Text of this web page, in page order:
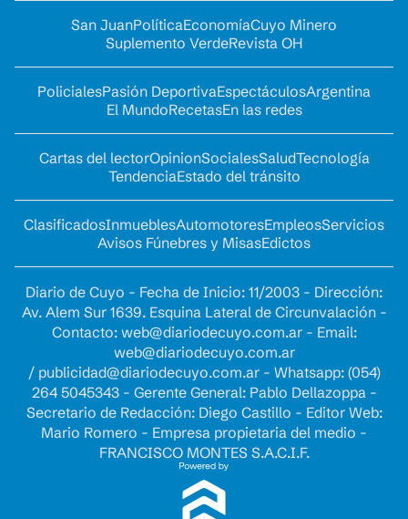
San JuanPolíticaEconomíaCuyo Minero
Suplemento VerdeRevista OH
PolicialesPasión DeportivaEspectáculosArgentina
El MundoRecetasEn las redes
Cartas del lectorOpinionSocialesSaludTecnología
TendenciaEstado del tránsito
ClasificadosInmueblesAutomotoresEmpleosServicios
Avisos Fúnebres y MisasEdictos
Diario de Cuyo - Fecha de Inicio: 11/2003 - Dirección:
Av. Alem Sur 1639. Esquina Lateral de Circunvalación -
Contacto: web@diariodecuyo.com.ar- Email:
web@diariodecuyo.com.ar
/ publicidad@diariodecuyo.com.ar- Whatsapp: (054)
264 5045343 - Gerente General: Pablo Dellazoppa -
Secretario de Redacción: Diego Castillo - Editor Web:
Mario Romero - Empresa propietaria del medio -
FRANCISCO MONTES S.A.C.I.F.